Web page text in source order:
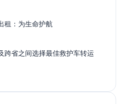
租：为生命护航
跨省之间选择最佳救护车转运